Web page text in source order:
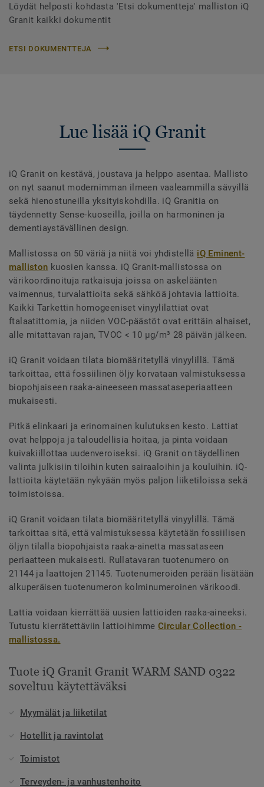
Löydät helposti kohdasta 'Etsi dokumentteja' malliston iQ
Granit kaikki dokumentit
ETSI DOKUMENTTEJA
Lue lisää iQ Granit
iQ Granit on kestävä, joustava ja helppo asentaa. Mallisto
on nyt saanut modernimman ilmeen vaaleammilla sävyillä
sekä hienostuneilla yksityiskohdilla. iQ Granitia on
täydennetty Sense-kuoseilla, joilla on harmoninen ja
dementiaystävällinen design.
Mallistossa on 50 väriä ja niitä voi yhdistellä iQ Eminent-
malliston kuosien kanssa. iQ Granit-mallistossa on
värikoordinoituja ratkaisuja joissa on askeläänten
vaimennus, turvalattioita sekä sähköä johtavia lattioita.
Kaikki Tarkettin homogeeniset vinyylilattiat ovat
ftalaatittomia, ja niiden VOC-päästöt ovat erittäin alhaiset,
alle mitattavan rajan, TVOC < 10 µg/m³ 28 päivän jälkeen.
iQ Granit voidaan tilata biomääritetyllä vinyylillä. Tämä
tarkoittaa, että fossiilinen öljy korvataan valmistuksessa
biopohjaiseen raaka-aineeseen massataseperiaatteen
mukaisesti.
Pitkä elinkaari ja erinomainen kulutuksen kesto. Lattiat
ovat helppoja ja taloudellisia hoitaa, ja pinta voidaan
kuivakiillottaa uudenveroiseksi. iQ Granit on täydellinen
valinta julkisiin tiloihin kuten sairaaloihin ja kouluihin. iQ-
lattioita käytetään nykyään myös paljon liiketiloissa sekä
toimistoissa.
iQ Granit voidaan tilata biomääritetyllä vinyylillä. Tämä
tarkoittaa sitä, että valmistuksessa käytetään fossiilisen
öljyn tilalla biopohjaista raaka-ainetta massataseen
periaatteen mukaisesti. Rullatavaran tuotenumero on
21144 ja laattojen 21145. Tuotenumeroiden perään lisätään
alkuperäisen tuotenumeron kolminumeroinen värikoodi.
Lattia voidaan kierrättää uusien lattioiden raaka-aineeksi.
Tutustu kierrätettäviin lattioihimmeCircular Collection -
mallistossa.
Tuote iQ Granit Granit WARM SAND 0322
soveltuu käytettäväksi
Myymälät ja liiketilat
Hotellit ja ravintolat
Toimistot
Terveyden- ja vanhustenhoito